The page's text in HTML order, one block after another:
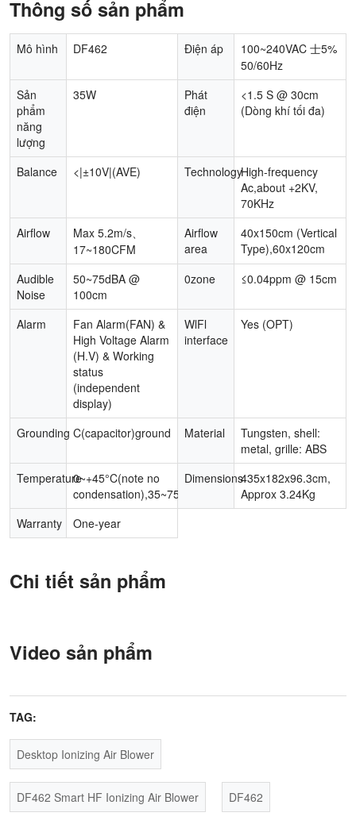
Thông số sản phẩm
Mô hình DF462 Điện áp
100~240VAC 士5%
50/60Hz
Sản
phẩm
năng
lượng
35W
Phát
điện
<1.5 S @ 30cm
(Dòng khí tối đa)
Balance <|±10V|(AVE) TechnologyHigh-frequency
Ac,about +2KV,
70KHz
Airflow
Max 5.2m/s、
17~180CFM
Airflow
area
40x150cm (Vertical
Type),60x120cm
Audible
Noise
50~75dBA @
100cm
0zone ≤0.04ppm @ 15cm
Alarm
Fan Alarm(FAN) &
High Voltage Alarm
(H.V) & Working
status
(independent
display)
WlFl
interface
Yes (OPT)
Grounding C(capacitor)ground Material
Tungsten, shell:
metal, grille: ABS
Temperature0~+45°C(note no
condensation),35~75%RH
Dimensions435x182x96.3cm,
Approx 3.24Kg
Warranty
One-year
Chi tiết sản phẩm
Video sản phẩm
TAG:
Desktop Ionizing Air Blower
DF462 Smart HF Ionizing Air Blower DF462